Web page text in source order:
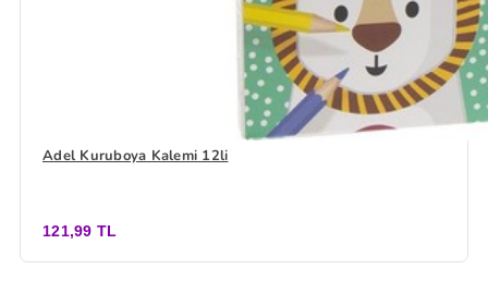
Adel Kuruboya Kalemi 12li
121,99 TL